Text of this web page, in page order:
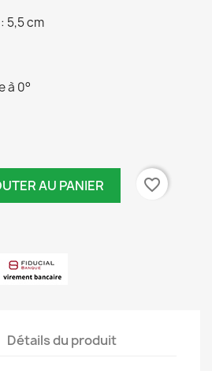
5,5 cm
à 0°
AU PANIER favorite_border
Détails du produit